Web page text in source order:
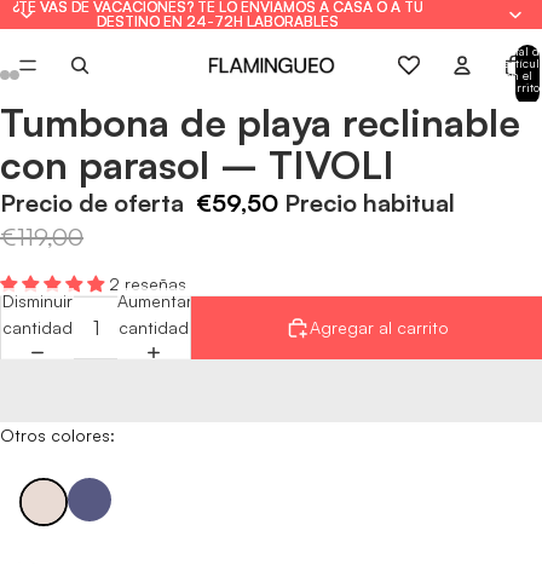
¿TE VAS DE VACACIONES? TE LO ENVIAMOS A CASA O A TU
DESTINO EN 24-72H LABORABLES
¿TE VAS DE VACACIONES? TE LO ENVIAMOS A CASA O A TU
DESTINO EN 24-72H LABORABLES
Total
en el
carrito:
Abrir
imagen
a
pantalla
Abrir
imagen
a
pantalla
Abrir
imagen
a
pantalla
Abrir
imagen
a
pantalla
Abrir
imagen
a
pantalla
Abrir
imagen
a
pantalla
Tumbona de playa reclinable
con parasol – TIVOLI
Precio de oferta €59,50 Precio habitual
€119,00
2 reseñas
Disminuir
cantidad
Aumentar
cantidad
Agregar al carrito
Otros colores: